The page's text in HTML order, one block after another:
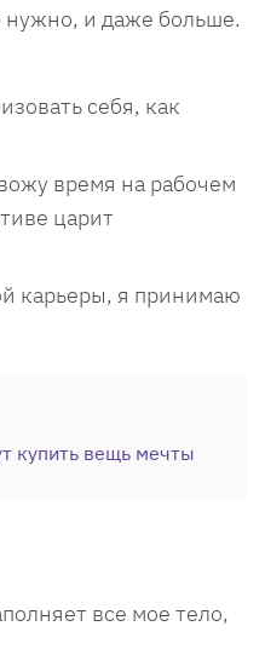
нужно, и даже больше.
себя, как
время на рабочем
царит
карьеры, я принимаю
купить вещь мечты
все мое тело,